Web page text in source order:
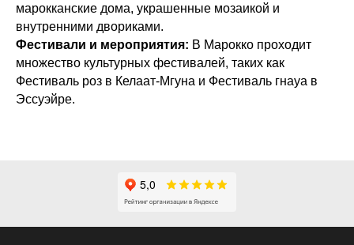
марокканские дома, украшенные мозаикой и
внутренними двориками.
Фестивали и мероприятия: В Марокко проходит
множество культурных фестивалей, таких как
Фестиваль роз в Келаат-Мгуна и Фестиваль гнауа в
Эссуэйре.